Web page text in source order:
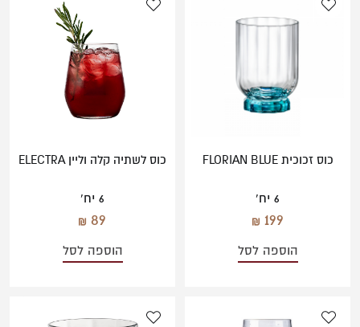
כוס זכוכית FLORIAN BLUE
6 יח'
199
הוספה לסל
כוס לשתיה קלה וליין ELECTRA
6 יח'
89
הוספה לסל